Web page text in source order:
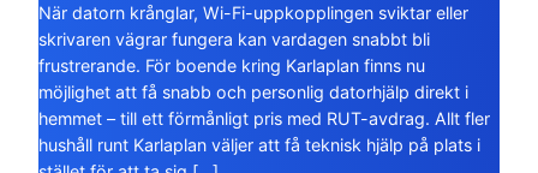
När datorn krånglar, Wi-Fi-uppkopplingen sviktar eller
skrivaren vägrar fungera kan vardagen snabbt bli
frustrerande. För boende kring Karlaplan finns nu
möjlighet att få snabb och personlig datorhjälp direkt i
hemmet – till ett förmånligt pris med RUT-avdrag. Allt fler
hushåll runt Karlaplan väljer att få teknisk hjälp på plats i